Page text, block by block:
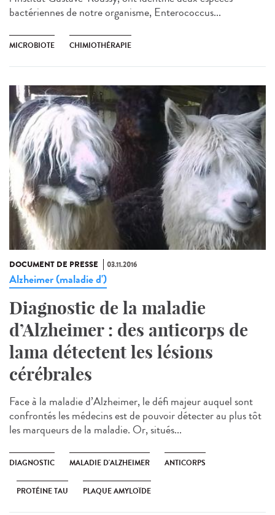
bactériennes de notre organisme, Enterococcus...
MICROBIOTE CHIMIOTHÉRAPIE
DOCUMENT DE PRESSE 03.11.2016
Alzheimer (maladie d')
Diagnostic de la maladie
d’Alzheimer : des anticorps de
lama détectent les lésions
cérébrales
Face à la maladie d’Alzheimer, le défi majeur auquel sont
confrontés les médecins est de pouvoir détecter au plus tôt
les marqueurs de la maladie. Or, situés...
DIAGNOSTIC MALADIE D'ALZHEIMER ANTICORPS
PROTÉINE TAU PLAQUE AMYLOÏDE